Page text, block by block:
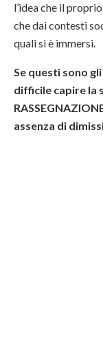
l’idea che il
che dai contesti
quali si è immersi.
Se questi sono
difficile capire la
assenza di